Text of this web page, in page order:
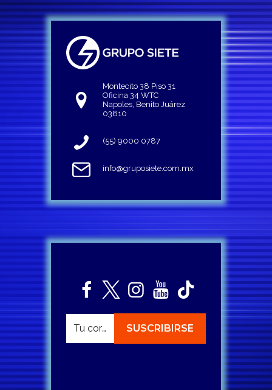
Montecito 38 Piso 31
Oficina 34 WTC
Napoles, Benito Juárez
03810
(55) 9000 0787
info@gruposiete.com.mx